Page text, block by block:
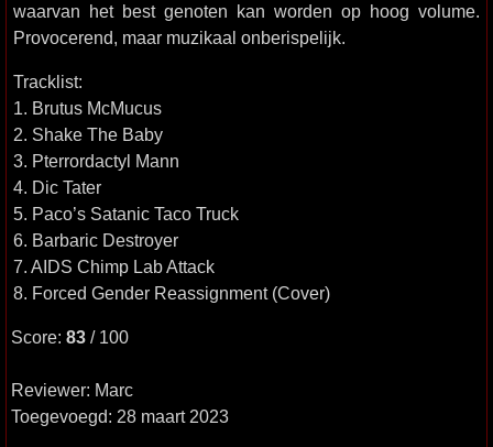
waarvan het best genoten kan worden op hoog volume.
Provocerend, maar muzikaal onberispelijk.
Tracklist:
1. Brutus McMucus
2. Shake The Baby
3. Pterrordactyl Mann
4. Dic Tater
5. Paco’s Satanic Taco Truck
6. Barbaric Destroyer
7. AIDS Chimp Lab Attack
8. Forced Gender Reassignment (Cover)
Score: 83 / 100
Reviewer: Marc
Toegevoegd: 28 maart 2023